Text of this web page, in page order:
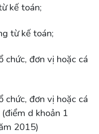
kế toán;
từ kế toán;
chức, đơn vị hoặc cá
chức, đơn vị hoặc cá
d khoản 1
2015)